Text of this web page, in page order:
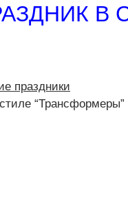
В
праздники
“Трансформеры”